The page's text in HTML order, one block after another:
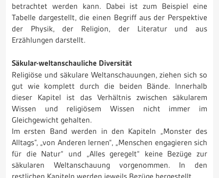
betrachtet werden kann. Dabei ist zum Beispiel eine
Tabelle dargestellt, die einen Begriff aus der Perspektive
der Physik, der Religion, der Literatur und aus
Erzählungen darstellt.
Säkular-weltanschauliche Diversität
Religiöse und säkulare Weltanschauungen, ziehen sich so
gut wie komplett durch die beiden Bände. Innerhalb
dieser Kapitel ist das Verhältnis zwischen säkularem
Wissen und religiösem Wissen nicht immer im
Gleichgewicht gehalten.
Im ersten Band werden in den Kapiteln „Monster des
Alltags”, „von Anderen lernen“, „Menschen engagieren sich
für die Natur“ und „Alles geregelt“ keine Bezüge zur
säkularen Weltanschauung vorgenommen. In den